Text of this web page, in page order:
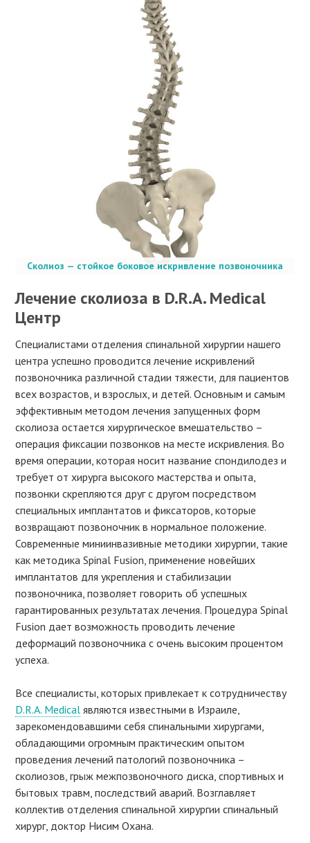
Сколиоз — стойкое боковое искривление позвоночника
Лечение сколиоза в D.R.A. Medical
Центр
Специалистами отделения спинальной хирургии нашего
центра успешно проводится лечение искривлений
позвоночника различной стадии тяжести, для пациентов
всех возрастов, и взрослых, и детей. Основным и самым
эффективным методом лечения запущенных форм
сколиоза остается хирургическое вмешательство –
операция фиксации позвонков на месте искривления. Во
время операции, которая носит название спондилодез и
требует от хирурга высокого мастерства и опыта,
позвонки скрепляются друг с другом посредством
специальных имплантатов и фиксаторов, которые
возвращают позвоночник в нормальное положение.
Современные миниинвазивные методики хирургии, такие
как методика Spinal Fusion, применение новейших
имплантатов для укрепления и стабилизации
позвоночника, позволяет говорить об успешных
гарантированных результатах лечения. Процедура Spinal
Fusion дает возможность проводить лечение
деформаций позвоночника с очень высоким процентом
успеха.
Все специалисты, которых привлекает к сотрудничеству
D.R.A. Medical являются известными в Израиле,
зарекомендовавшими себя спинальными хирургами,
обладающими огромным практическим опытом
проведения лечений патологий позвоночника –
сколиозов, грыж межпозвоночного диска, спортивных и
бытовых травм, последствий аварий. Возглавляет
коллектив отделения спинальной хирургии спинальный
хирург, доктор Нисим Охана.